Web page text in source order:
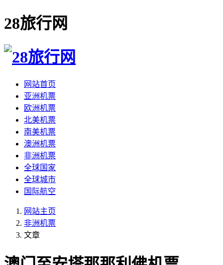
28旅行网
网站首页
亚洲机票
欧洲机票
北美机票
南美机票
澳洲机票
非洲机票
全球国家
全球城市
国际航空
网站主页
非洲机票
文章